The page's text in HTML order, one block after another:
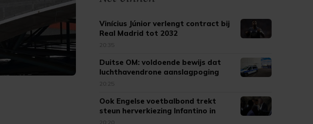
Vinícius Júnior verlengt contract bij
Real Madrid tot 2032
20:35
Duitse OM: voldoende bewijs dat
luchthavendrone aanslagpoging
was
20:25
Ook Engelse voetbalbond trekt
steun herverkiezing Infantino in
20:20